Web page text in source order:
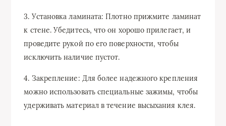
3. Установка ламината: Плотно прижмите ламинат
к стене. Убедитесь, что он хорошо прилегает, и
проведите рукой по его поверхности, чтобы
исключить наличие пустот.
4. Закрепление: Для более надежного крепления
можно использовать специальные зажимы, чтобы
удерживать материал в течение высыхания клея.